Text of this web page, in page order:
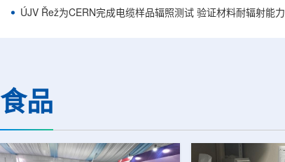
ÚJV Řež为CERN完成电缆样品辐照测试 验证材料耐辐射能力
食品